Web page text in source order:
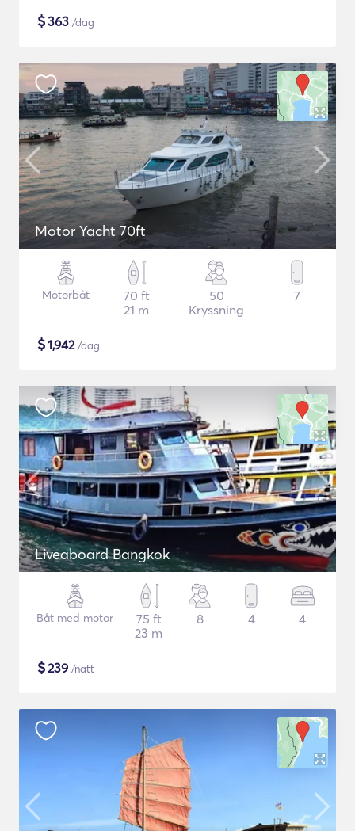
$363 /dag
Motor Yacht 70ft
Motorbåt
70 ft
21 m
50
Kryssning
7
$1,942/dag
Liveaboard Bangkok
Båt med motor
75 ft
23 m
8 4 4
$239 /natt